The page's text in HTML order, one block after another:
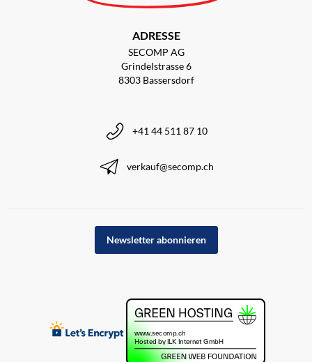
ADRESSE
SECOMP AG
Grindelstrasse 6
8303 Bassersdorf
+41 44 511 87 10
verkauf@secomp.ch
Newsletter abonnieren